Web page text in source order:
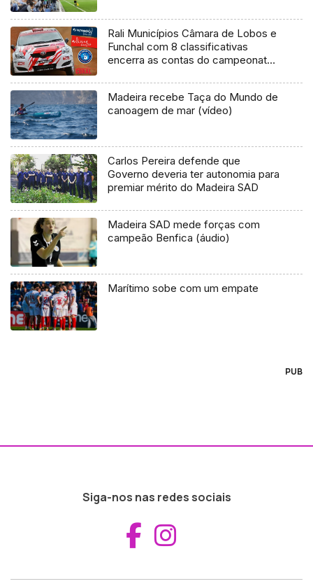
Rali Municípios Câmara de Lobos e
Funchal com 8 classificativas
encerra as contas do campeonato
Madeira recebe Taça do Mundo de
canoagem de mar (vídeo)
Carlos Pereira defende que
Governo deveria ter autonomia para
premiar mérito do Madeira SAD
Madeira SAD mede forças com
campeão Benfica (áudio)
Marítimo sobe com um empate
PUB
Siga-nos nas redes sociais
Aceder ao